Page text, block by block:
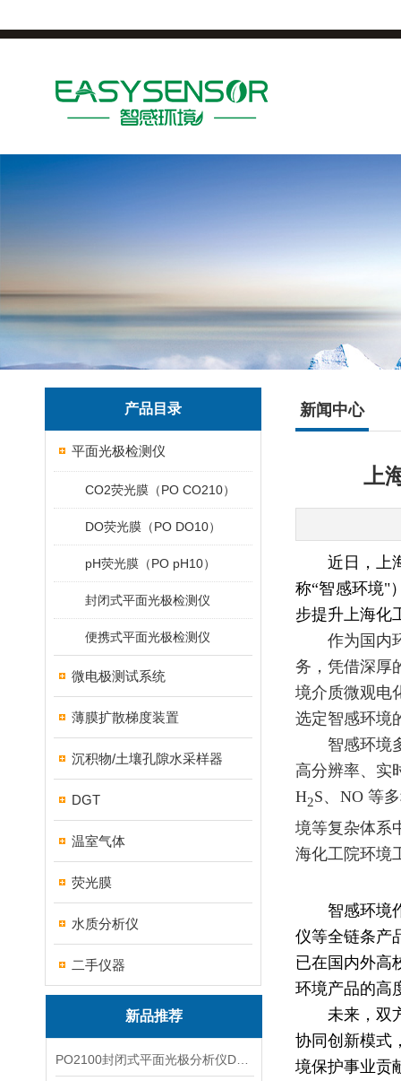
产品目录
平面光极检测仪
CO2荧光膜（PO CO210）
DO荧光膜（PO DO10）
pH荧光膜（PO pH10）
封闭式平面光极检测仪
便携式平面光极检测仪
微电极测试系统
薄膜扩散梯度装置
沉积物/土壤孔隙水采样器
DGT
温室气体
荧光膜
水质分析仪
二手仪器
新品推荐
新闻中心
上
近日，上
称“智感环境"
步提升上海化
作为国内
务，凭借深厚
境介质微观电
选定智感环境
智感环境
高分辨率、实
H2S、NO 等
境等复杂体系
海化工院环境
智感环境
仪等全链条产
已在国内外高
环境产品的高
未来，双
协同创新模式
境保护事业贡